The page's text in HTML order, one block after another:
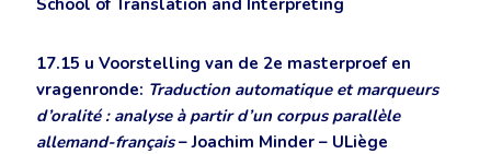
School of Translation and Interpreting
17.15 u Voorstelling van de 2e masterproef en
vragenronde: Traduction automatique et marqueurs
d’oralité : analyse à partir d’un corpus parallèle
allemand-français– Joachim Minder – ULiège